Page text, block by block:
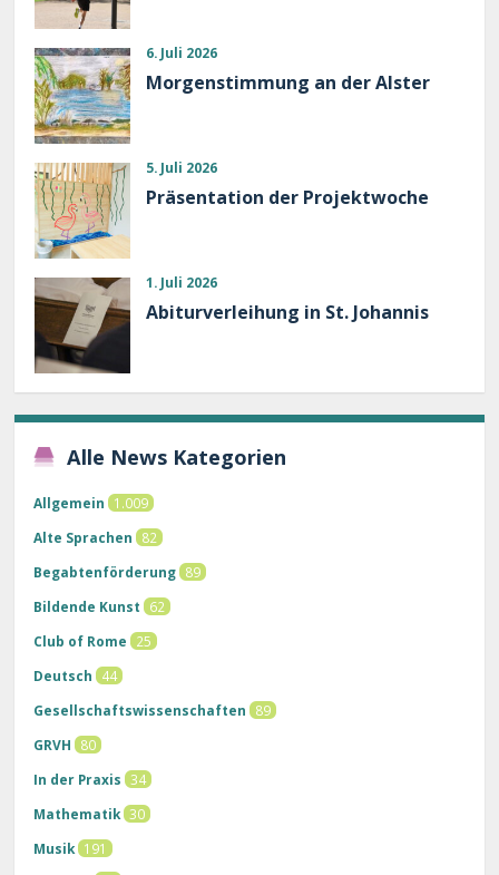
6. Juli 2026
Morgenstimmung an der Alster
5. Juli 2026
Präsentation der Projektwoche
1. Juli 2026
Abiturverleihung in St. Johannis
Alle News Kategorien
Allgemein
1.009
Alte Sprachen
82
Begabtenförderung 89
Bildende Kunst
62
Club of Rome
25
Deutsch
44
Gesellschaftswissenschaften
89
GRVH
80
In der Praxis
34
Mathematik 30
Musik 191